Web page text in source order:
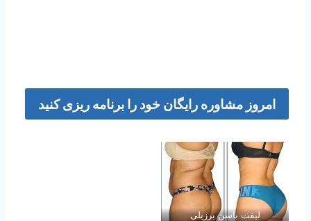
امروز مشاوره رایگان خود را برنامه ریزی کنید
لیفت باسن برزیلی